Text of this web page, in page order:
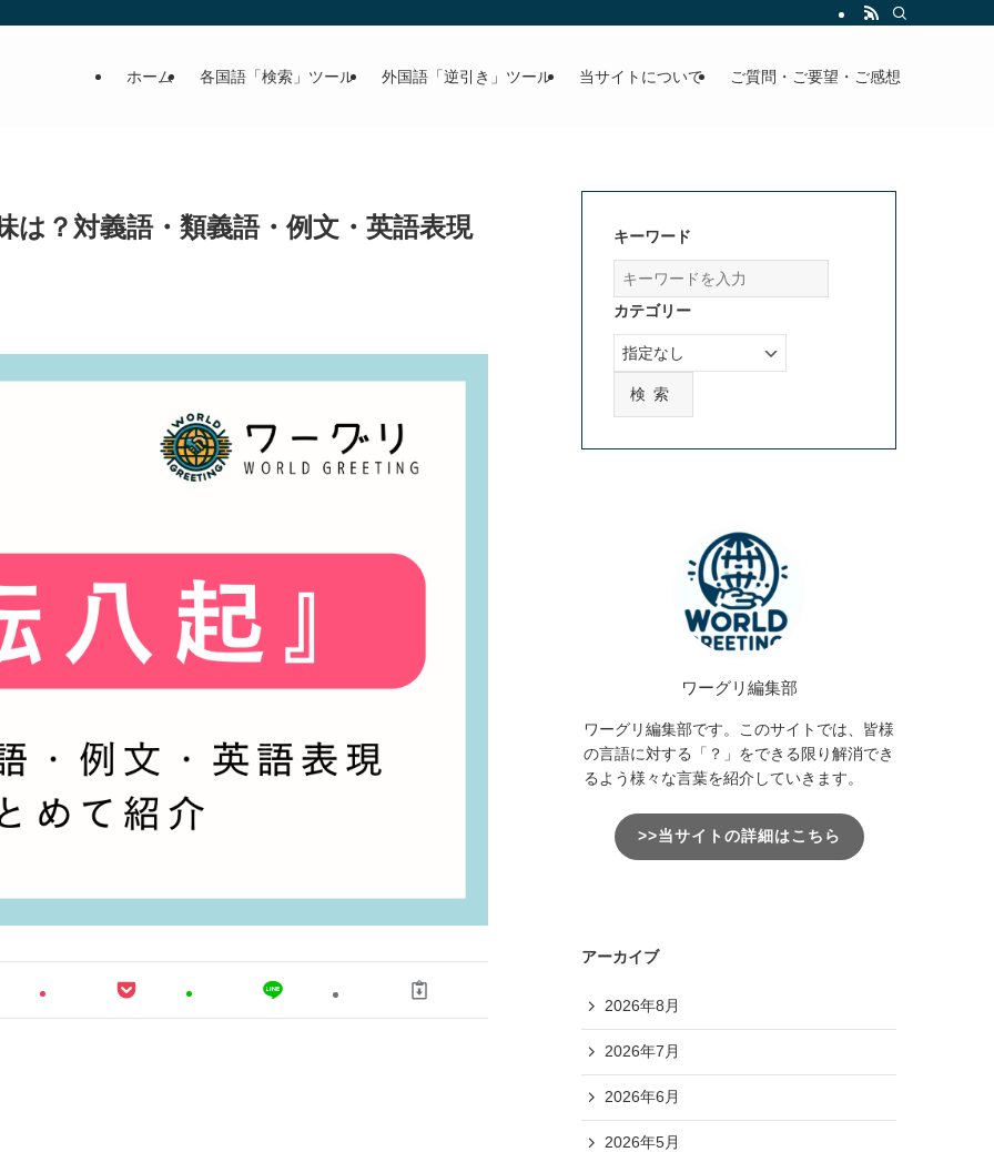
ホーム 各国語「検索」ツール 外国語「逆引き」ツール 当サイトについて ご質問・ご要望・ご感想
は？対義語・類義語・例文・英語表現 キーワード
カテゴリー
検索
ワーグリ編集部
ワーグリ編集部です。このサイトでは、皆様
の言語に対する「？」をできる限り解消でき
るよう様々な言葉を紹介していきます。
>>当サイトの詳細はこちら
アーカイブ
2026年8月
2026年7月
2026年6月
2026年5月